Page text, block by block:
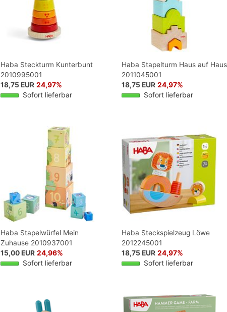
Haba Steckturm Kunterbunt
2010995001
18,75 EUR 24,97%
Sofort lieferbar
Haba Stapelturm Haus auf Haus
2011045001
18,75 EUR 24,97%
Sofort lieferbar
Haba Stapelwürfel Mein
Zuhause 2010937001
15,00 EUR 24,96%
Sofort lieferbar
Haba Steckspielzeug Löwe
2012245001
18,75 EUR 24,97%
Sofort lieferbar